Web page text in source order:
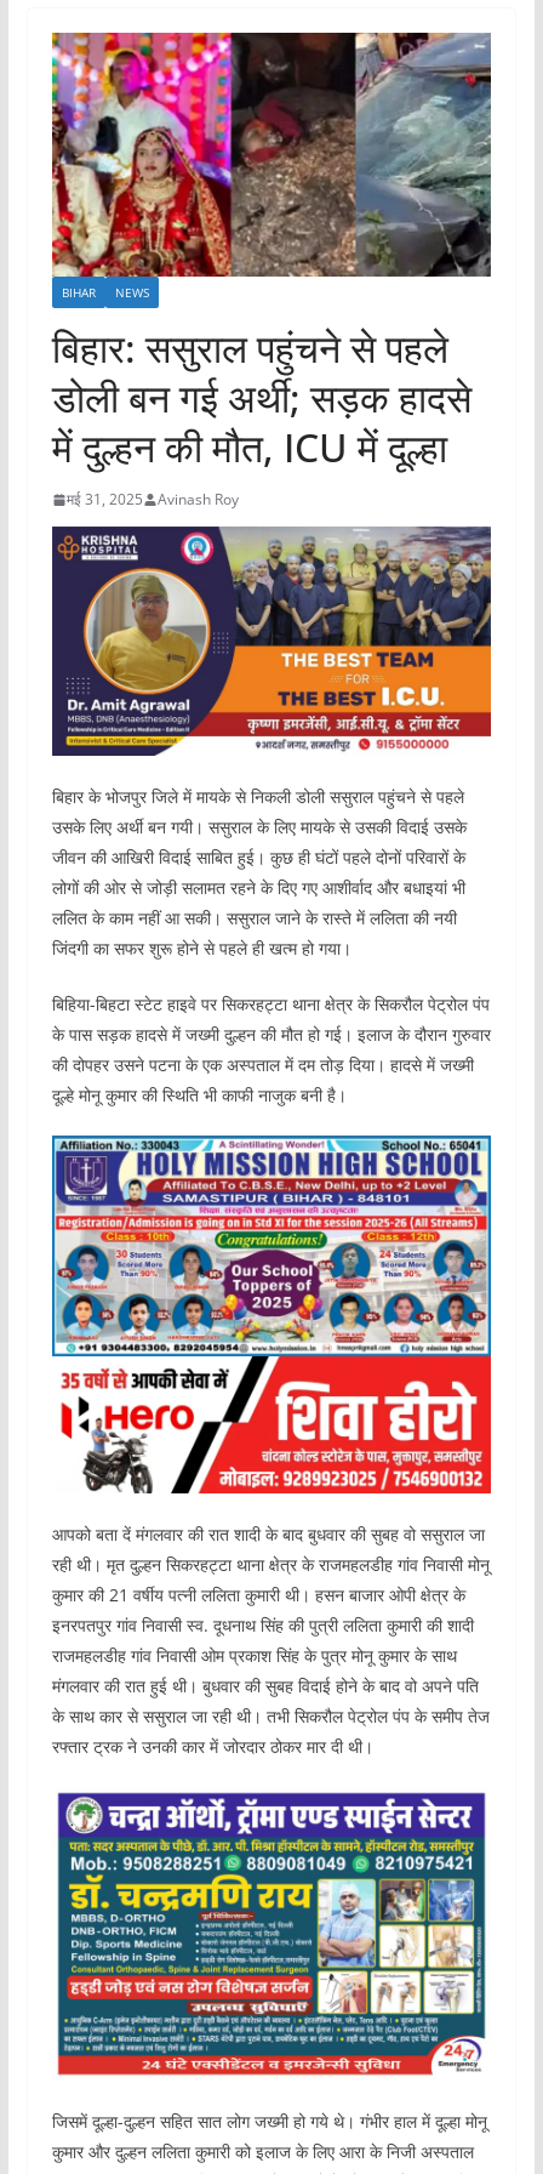
BIHAR NEWS
बिहार: ससुराल पहुंचने से पहले
डोली बन गई अर्थी; सड़क हादसे
में दुल्हन की मौत, ICU में दूल्हा
मई 31, 2025 Avinash Roy
बिहार के भोजपुर जिले में मायके से निकली डोली ससुराल पहुंचने से पहले
उसके लिए अर्थी बन गयी। ससुराल के लिए मायके से उसकी विदाई उसके
जीवन की आखिरी विदाई साबित हुई। कुछ ही घंटों पहले दोनों परिवारों के
लोगों की ओर से जोड़ी सलामत रहने के दिए गए आशीर्वाद और बधाइयां भी
ललित के काम नहीं आ सकी। ससुराल जाने के रास्ते में ललिता की नयी
जिंदगी का सफर शुरू होने से पहले ही खत्म हो गया।
बिहिया-बिहटा स्टेट हाइवे पर सिकरहट्टा थाना क्षेत्र के सिकरौल पेट्रोल पंप
के पास सड़क हादसे में जख्मी दुल्हन की मौत हो गई। इलाज के दौरान गुरुवार
की दोपहर उसने पटना के एक अस्पताल में दम तोड़ दिया। हादसे में जख्मी
दूल्हे मोनू कुमार की स्थिति भी काफी नाजुक बनी है।
आपको बता दें मंगलवार की रात शादी के बाद बुधवार की सुबह वो ससुराल जा
रही थी। मृत दुल्हन सिकरहट्टा थाना क्षेत्र के राजमहलडीह गांव निवासी मोनू
कुमार की 21 वर्षीय पत्नी ललिता कुमारी थी। हसन बाजार ओपी क्षेत्र के
इनरपतपुर गांव निवासी स्व. दूधनाथ सिंह की पुत्री ललिता कुमारी की शादी
राजमहलडीह गांव निवासी ओम प्रकाश सिंह के पुत्र मोनू कुमार के साथ
मंगलवार की रात हुई थी। बुधवार की सुबह विदाई होने के बाद वो अपने पति
के साथ कार से ससुराल जा रही थी। तभी सिकरौल पेट्रोल पंप के समीप तेज
रफ्तार ट्रक ने उनकी कार में जोरदार ठोकर मार दी थी।
जिसमें दूल्हा-दुल्हन सहित सात लोग जख्मी हो गये थे। गंभीर हाल में दूल्हा मोनू
कुमार और दुल्हन ललिता कुमारी को इलाज के लिए आरा के निजी अस्पताल